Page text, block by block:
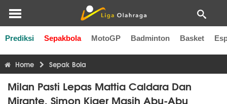
Prediksi Sepakbola MotoGP Badminton Basket
Liga Inggris Liga Italia Liga Spanyol Liga Perancis
Home Sepak Bola
Milan Pasti Lepas Mattia Caldara Dan
Mirante, Simon Kjaer Masih Abu-Abu